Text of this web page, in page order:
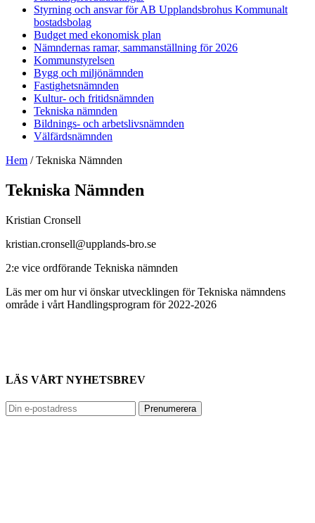
Styrning och ansvar för AB Upplandsbrohus Kommunalt
bostadsbolag
Budget med ekonomisk plan
Nämndernas ramar, sammanställning för 2026
Kommunstyrelsen
Bygg och miljönämnden
Fastighetsnämnden
Kultur- och fritidsnämnden
Tekniska nämnden
Bildnings- och arbetslivsnämnden
Välfärdsnämnden
Hem /Tekniska Nämnden
Tekniska Nämnden
Kristian Cronsell
kristian.cronsell@upplands-bro.se
2:e vice ordförande Tekniska nämnden
Läs mer om hur vi önskar utvecklingen för Tekniska nämndens
område i vårt Handlingsprogram för 2022-2026
LÄS VÅRT NYHETSBREV